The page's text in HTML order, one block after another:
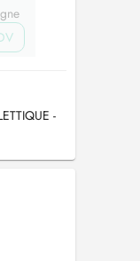
-
DU
378 88